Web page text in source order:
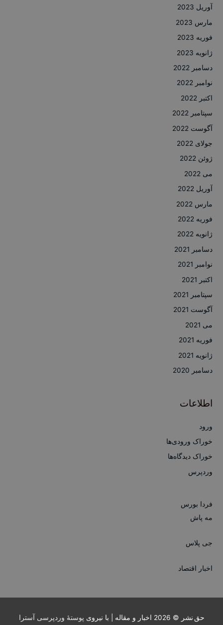
آوریل 2023
مارس 2023
فوریه 2023
ژانویه 2023
دسامبر 2022
نوامبر 2022
اکتبر 2022
سپتامبر 2022
آگوست 2022
جولای 2022
ژوئن 2022
می 2022
آوریل 2022
مارس 2022
فوریه 2022
ژانویه 2022
دسامبر 2021
نوامبر 2021
اکتبر 2021
سپتامبر 2021
آگوست 2021
می 2021
فوریه 2021
ژانویه 2021
دسامبر 2020
اطلاعات
ورود
خوراک ورودی‌ها
خوراک دیدگاه‌ها
وردپرس
فردا بورس
مه پاش
جی پلاس
اخبار اقتصاد
حق نشر © 2026 اخبار و مقاله | با نیروی پوستهٔ وردپرسی آسترا